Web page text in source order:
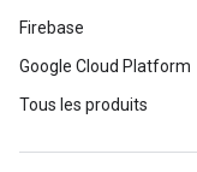
Firebase
Google Cloud Platform
Tous les produits